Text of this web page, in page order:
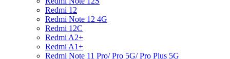
Redmi 12
Redmi Note 12 4G
Redmi 12C
Redmi A2+
Redmi A1+
Redmi Note 11 Pro/ Pro 5G/ Pro Plus 5G